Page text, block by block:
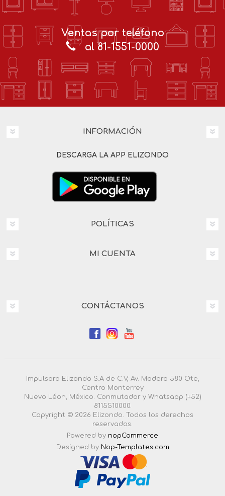
Ventas por teléfono
al 81-1551-0000
INFORMACIÓN
DESCARGA LA APP ELIZONDO
POLÍTICAS
MI CUENTA
CONTÁCTANOS
Impulsora Elizondo S.A de C.V, Av. Madero 580 Ote,
Centro Monterrey
Nuevo Léon, México. Conmutador y Whatsapp (+52)
8115510000.
Copyright © 2026 Elizondo. Todos los derechos
reservados.
Powered by nopCommerce
Designed by Nop-Templates.com